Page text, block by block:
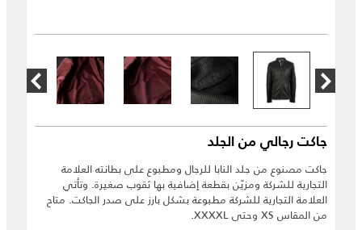
جاكت رجالي من الجلد
جاكت مصنوع من جلد النابا للرجال ومطبوع على بطانته العلامة
التجارية للشركة ومزيّن بقطعة إضافية بها ثقوب صغيرة. وتأتي
العلامة التجارية للشركة مطبوعة بشكل بارز على صدر الجاكت. متاح
من المقاس XS وحتى XXXXL.